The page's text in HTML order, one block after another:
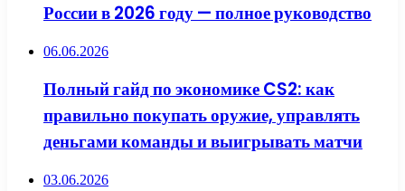
России в 2026 году — полное руководство
06.06.2026
Полный гайд по экономике CS2: как
правильно покупать оружие, управлять
деньгами команды и выигрывать матчи
03.06.2026